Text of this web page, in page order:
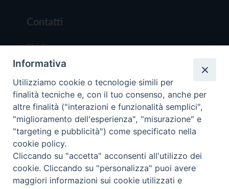
Contatti
Chi Siamo
Redazione
Scrivici
Copyright © 2019 - Tutti i diritti riservati - Vita
Trentina Editrice
Privacy Policy
Informativa
Utilizziamo cookie o tecnologie simili per
finalità tecniche e, con il tuo consenso, anche per
altre finalità ("interazioni e funzionalità semplici",
"miglioramento dell'esperienza", "misurazione" e
"targeting e pubblicità") come specificato nella
cookie policy.
Cliccando su "accetta" acconsenti all'utilizzo dei
cookie. Cliccando su "personalizza" puoi avere
maggiori informazioni sui cookie utilizzati e